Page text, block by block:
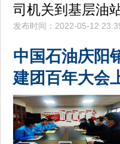
司机关到基层油
发布时间：2022-05-12
中国石油庆阳
建团百年大会